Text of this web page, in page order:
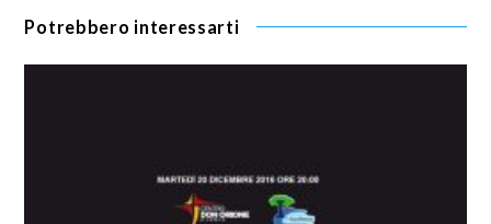
Potrebbero interessarti